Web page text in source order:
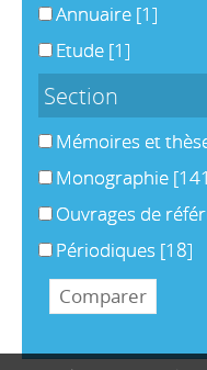
Annuaire [1]
Etude [1]
Section
Mémoires et
Monographie
Ouvrages de
Périodiques [18]